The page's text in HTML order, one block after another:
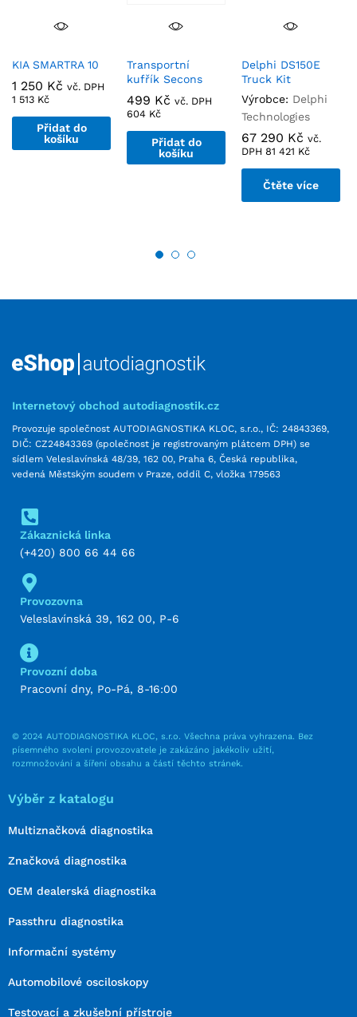
KIA SMARTRA 10
1 250 Kč vč. DPH
1 513 Kč
Přidat do
košíku
Transportní
kufřík Secons
499 Kč vč. DPH
604 Kč
Přidat do
košíku
Delphi DS150E
Truck Kit
Výrobce: Delphi
Technologies
67 290 Kč vč.
DPH 81 421 Kč
Čtěte více
Internetový obchod autodiagnostik.cz
Provozuje společnost AUTODIAGNOSTIKA KLOC, s.r.o., IČ: 24843369,
DIČ: CZ24843369 (společnost je registrovaným plátcem DPH) se
sídlem Veleslavínská 48/39, 162 00, Praha 6, Česká republika,
vedená Městským soudem v Praze, oddíl C, vložka 179563
Zákaznická linka
(+420) 800 66 44 66
Provozovna
Veleslavínská 39, 162 00, P-6
Provozní doba
Pracovní dny, Po-Pá, 8-16:00
© 2024 AUTODIAGNOSTIKA KLOC, s.r.o. Všechna práva vyhrazena. Bez
písemného svolení provozovatele je zakázáno jakékoliv užití,
rozmnožování a šíření obsahu a částí těchto stránek.
Výběr z katalogu
Multiznačková diagnostika
Značková diagnostika
OEM dealerská diagnostika
Passthru diagnostika
Informační systémy
Automobilové osciloskopy
Testovací a zkušební přístroje